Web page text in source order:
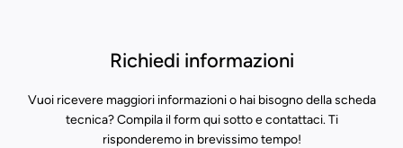
Richiedi informazioni
Vuoi ricevere maggiori informazioni o hai bisogno della scheda
tecnica? Compila il form qui sotto e contattaci. Ti
risponderemo in brevissimo tempo!